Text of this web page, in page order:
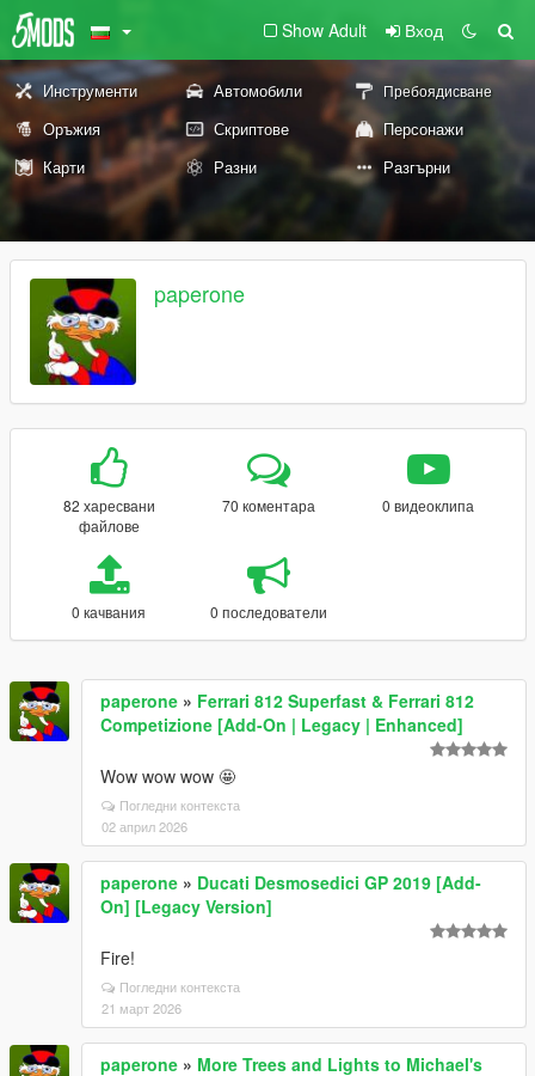
Show Adult Вход
Инструменти Автомобили Пребоядисване
Оръжия Скриптове
Персонажи
Карти
Разни Разгърни
paperone
82 харесвани
файлове
70 коментара 0 видеоклипа
0 качвания 0 последователи
paperone » Ferrari 812 Superfast & Ferrari 812
Competizione [Add-On | Legacy | Enhanced]
Wow wow wow 🤩
Погледни контекста
02 април 2026
paperone » Ducati Desmosedici GP 2019 [Add-
On] [Legacy Version]
Fire!
Погледни контекста
21 март 2026
paperone » More Trees and Lights to Michael's